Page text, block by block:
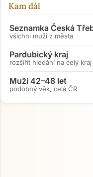
Kam dál
Seznamka Česká
všichni muži z města
Pardubický kraj
rozšířit hledání na celý kraj
Muži 42–48 let
podobný věk, celá ČR